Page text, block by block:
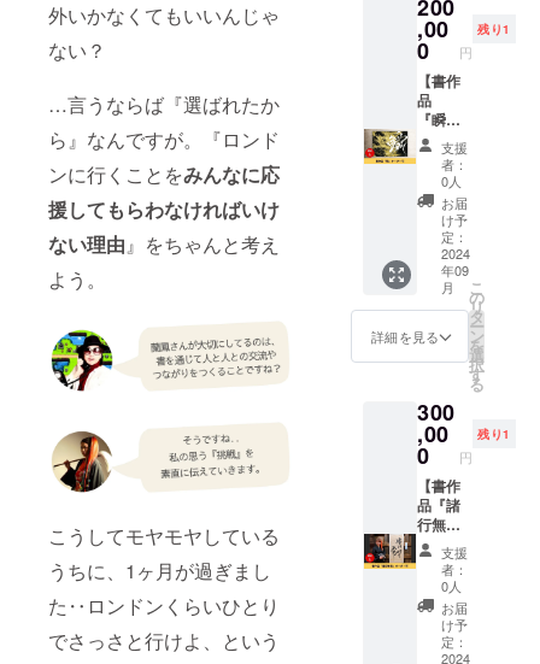
外いかなくてもいいんじゃ
ない？
…言うならば『選ばれたか
ら』なんですが。『ロンド
ンに行くことをみんなに応
援してもらわなければいけ
ない理由』をちゃんと考え
よう。
こうしてモヤモヤしている
うちに、1ヶ月が過ぎまし
た‥ロンドンくらいひとり
でさっさと行けよ、という
鳳オリ
ジナル
アート
ノート
『轍』
サイ
ズ：
150mm
×150m
m ペー
ジ数：
80P(無
地) ※送
料込み
のお値
段で
o44 ※掲
載する
企業名
とリン
クを必
ず備考
欄にご
記入く
ださ
い。 ※
ネット
ワーク
販売ま
たは企
業イ
メージ
が相違
する場
いただ
く場合
があり
ます。
お断り
させて
いただ
た場合
は返金
対応さ
せてい
ただき
ます。
画が売
れてし
まった
ので版
画作品
です。
額に
入って
いま
す。
(「版画
作品と
は」専
⽤の高
精細イ
ンク
ジェッ
トプリ
の素材
に印刷
する複
製作品
で
す。"原
画の
ニュア
ンス" や
味"、"
作品の
凹凸" な
オスス
メで
す。 素
材：
キャン
バス・
アクリ
ル(額な
し) サイ
ズ：
70cm×
60cm
その
他：現
物、ま
たは、
こちら
の作品
相当の
ナル
オー
ダー作
品承り
ます。
※選択肢
より
「現
物」ま
たは
「オリ
ジナル
オー
ダー希
を実施
しま
す。 文
字と筆
の力強
い動き
で魂が
紡ぎ出
すス
トー
リーを
表現し
ます。
周年記
念や新
年会忘
年会、
結婚式
やライ
ント、
屋外や
お祭り
も可能
です。
音楽関
係の方
とのコ
ラボラ
イブも
大歓
迎！ パ
フォー
マンス
200
,00
0 円
残り1
【書作
品
『瞬』
オー
ダー
可】
LIBRE
2023 -
Kyoto-
受賞
作品
『瞬』
現物1点
もの、
または
相当の
ナル
オー
ダー作
品をお
届けし
ます。
《LIBR
E 2023
-
Kyoto-
》の詳
細はこ
ちら
https://li
支援
者：
0人
お届
け予
定：
2024
年09
月
詳細を見る
こ
の
リ
タ
ー
ン
を
選
択
す
る
300
,00
0 円
残り1
【書作
品『諸
行無
常』
オー
ダー
可】
①2022
年書法
道場展
支援
者：
0人
お届
け予
定：
2024